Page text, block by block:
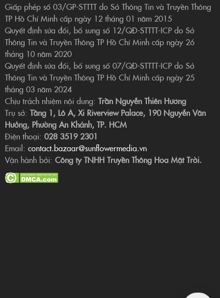
Giấp phép số 03/GP-STTTT do Sở Thông Tin và Truyền Thông
TP Hồ Chí Minh cấp ngày 12 tháng 01 năm 2015
Quyết định sửa đổi, bổ sung số 12/QĐ-STTTT-ICP do Sở
Thông Tin và Truyền Thông TP Hồ Chí Minh cấp ngày 26
tháng 10 năm 2020
Quyết định sửa đổi, bổ sung số 07/QĐ-STTTT-ICP do Sở
Thông Tin và Truyền Thông TP Hồ Chí Minh cấp ngày 25
tháng 03 năm 2024
Chịu trách nhiệm nội dung: Trần Nguyễn Thiên Hương
Trụ sở: Tầng 1, Lô A, Xi Riverview Palace, 190 Nguyễn Văn
Hưởng, Phường An Khánh, TP. HCM
Điện thoại: 028 3519 2301
Email: contact.bazaar@sunflowermedia.vn
Vận hành bởi: Công ty TNHH Truyền Thông Hoa Mặt Trời.